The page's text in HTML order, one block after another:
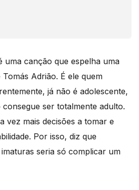
uma canção que espelha uma
Adrião. É ele quem
já não é adolescente,
ser totalmente adulto.
vez mais decisões a tomar e
Por isso, diz que
seria só complicar um